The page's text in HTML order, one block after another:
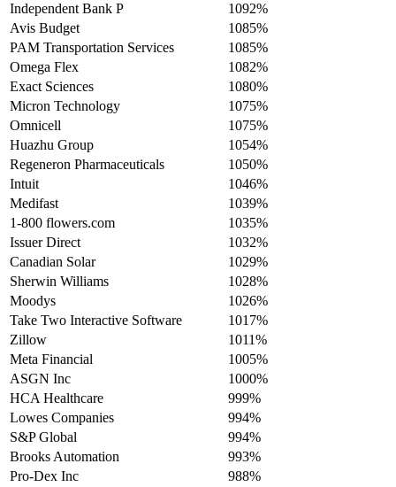
Independent Bank P
1092%
Avis Budget
1085%
PAM Transportation Services
1085%
Omega Flex
1082%
Exact Sciences
1080%
Micron Technology
1075%
Omnicell
1075%
Huazhu Group
1054%
Regeneron Pharmaceuticals
1050%
Intuit
1046%
Medifast
1039%
1-800 flowers.com
1035%
Issuer Direct
1032%
Canadian Solar
1029%
Sherwin Williams
1028%
Moodys
1026%
Take Two Interactive Software
1017%
Zillow
1011%
Meta Financial
1005%
ASGN Inc
1000%
HCA Healthcare
999%
Lowes Companies
994%
S&P Global
994%
Brooks Automation
993%
Pro-Dex Inc
988%